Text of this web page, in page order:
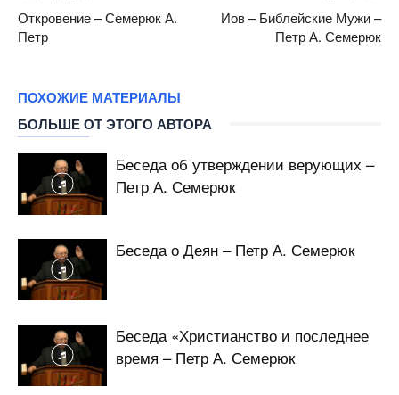
Откровение – Семерюк А.
Петр
Иов – Библейские Мужи –
Петр А. Семерюк
ПОХОЖИЕ МАТЕРИАЛЫ
БОЛЬШЕ ОТ ЭТОГО АВТОРА
Беседа об утверждении верующих –
Петр А. Семерюк
Беседа о Деян – Петр А. Семерюк
Беседа «Христианство и последнее
время – Петр А. Семерюк